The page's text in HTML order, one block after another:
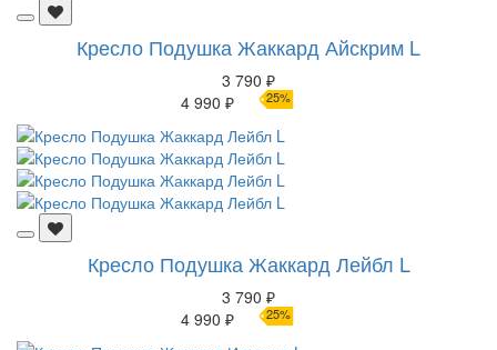
Кресло Подушка Жаккард Айскрим L
3 790 ₽
4 990 ₽
25%
Кресло Подушка Жаккард Лейбл L
3 790 ₽
4 990 ₽
25%